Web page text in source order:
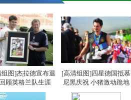
图]杰拉德宣布退
顾英格兰队生涯
[高清组图]四星德国抵慕
尼黑庆祝 小猪激动跪地